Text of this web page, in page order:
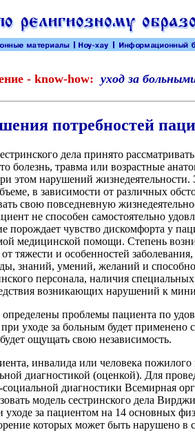
- know-how: уход за
потребностей
дела принято
болезнь, травма или возрастные
этом нарушений
в зависимости от различных
свою повседневную
не способен самостоятельно
порождает чувство дискомфорта у
медицинской помощи. Степень
тяжести и особенностей
знаний, умений, желаний и
персонала, наличия
возникающих нарушений к
определены проблемы пациента по
уходе за больным будет применено
ощущать свою независимость.
инвалида или человека пожилого
диагностикой (оценкой). Для
диагностики Всемирная
модель сестринского дела
за пациентом на 14 основных
которых может быть нарушено в